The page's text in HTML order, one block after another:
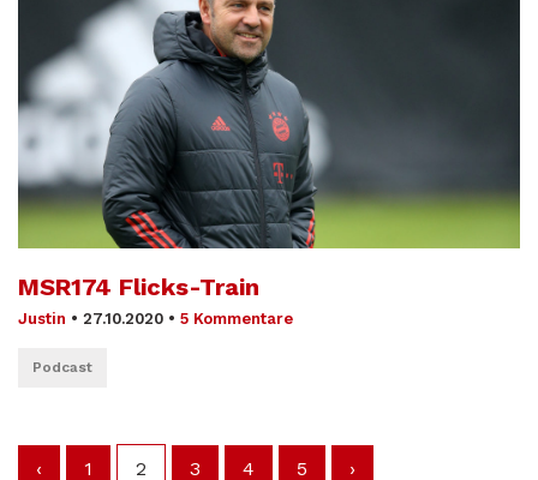
MSR174 Flicks-Train
Justin • 27.10.2020 • 5 Kommentare
Podcast
‹ 1 2 3 4 5 ›